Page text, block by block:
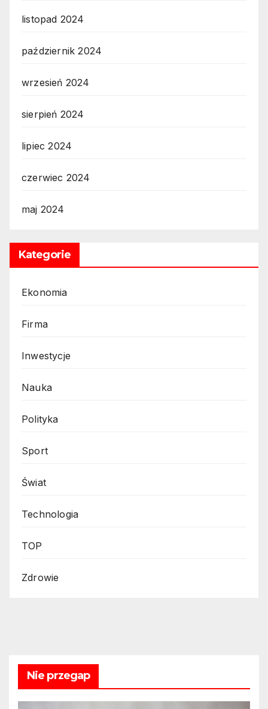
listopad 2024
październik 2024
wrzesień 2024
sierpień 2024
lipiec 2024
czerwiec 2024
maj 2024
Kategorie
Ekonomia
Firma
Inwestycje
Nauka
Polityka
Sport
Świat
Technologia
TOP
Zdrowie
Nie przegap